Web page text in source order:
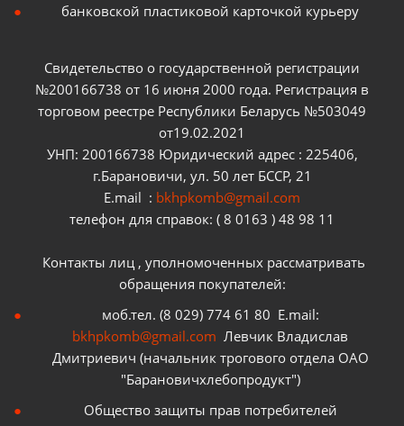
банковской пластиковой карточкой курьеру
Свидетельство о государственной регистрации
№200166738 от 16 июня 2000 года. Регистрация в
торговом реестре Республики Беларусь №503049
от19.02.2021
УНП: 200166738 Юридический адрес : 225406,
г.Барановичи, ул. 50 лет БССР, 21
E.mail : bkhpkomb@gmail.com
телефон для справок: ( 8 0163 ) 48 98 11
Контакты лиц , уполномоченных рассматривать
обращения покупателей:
моб.тел. (8 029) 774 61 80 E.mail:
bkhpkomb@gmail.com Левчик Владислав
Дмитриевич (начальник трогового отдела ОАО
"Барановичхлебопродукт")
Общество защиты прав потребителей